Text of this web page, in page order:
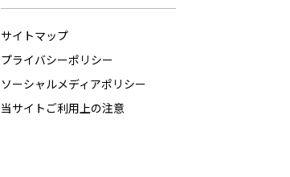
サイトマップ
プライバシーポリシー
ソーシャルメディアポリシー
当サイトご利用上の注意